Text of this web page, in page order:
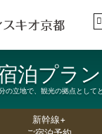
泊プラン
の立地で、観光の拠点として
新幹線+